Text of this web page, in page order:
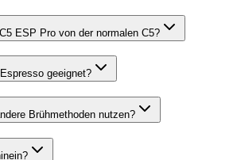
ESP Pro von der normalen C5?
geeignet?
Brühmethoden nutzen?